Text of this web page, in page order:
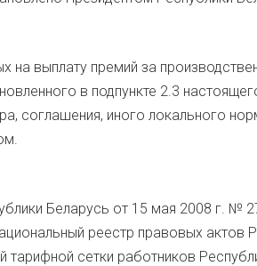
на выплату премий за
в подпункте 2.3
соглашения, иного локального
Беларусь от 15 мая 2008 г. №
реестр правовых актов
сетки работников